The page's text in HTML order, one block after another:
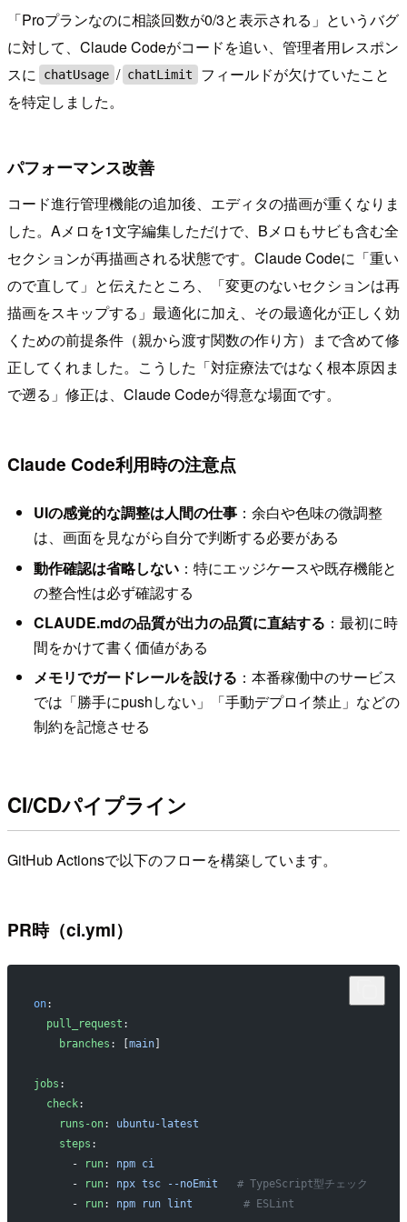
「Proプランなのに相談回数が0/3と表示される」というバグ
に対して、Claude Codeがコードを追い、管理者用レスポン
スに
chatUsage / chatLimit
フィールドが欠けていたこと
を特定しました。
パフォーマンス改善
コード進行管理機能の追加後、エディタの描画が重くなりま
した。Aメロを1文字編集しただけで、Bメロもサビも含む全
セクションが再描画される状態です。Claude Codeに「重い
ので直して」と伝えたところ、「変更のないセクションは再
描画をスキップする」最適化に加え、その最適化が正しく効
くための前提条件（親から渡す関数の作り方）まで含めて修
正してくれました。こうした「対症療法ではなく根本原因ま
で遡る」修正は、Claude Codeが得意な場面です。
Claude Code利用時の注意点
UIの感覚的な調整は人間の仕事：余白や色味の微調整
は、画面を見ながら自分で判断する必要がある
動作確認は省略しない：特にエッジケースや既存機能と
の整合性は必ず確認する
CLAUDE.mdの品質が出力の品質に直結する ：最初に時
間をかけて書く価値がある
メモリでガードレールを設ける ：本番稼働中のサービス
では「勝手にpushしない」「手動デプロイ禁止」などの
制約を記憶させる
CI/CDパイプライン
GitHub Actionsで以下のフローを構築しています。
PR時（ci.yml）
on:
  pull_request
:
    branches
: [ main]
jobs :
  check
:
    runs-on
: ubuntu-latest
    steps
:
      -
run: npm ci
      -
run: npx tsc --noEmit
   # TypeScript型チェック
      -
run: npm run lint
        # ESLint